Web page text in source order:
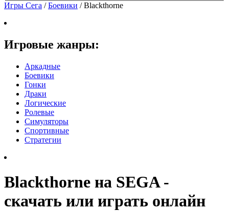
Игры Сега /Боевики /Blackthorne
Игровые жанры:
Аркадные
Боевики
Гонки
Драки
Логические
Ролевые
Симуляторы
Спортивные
Стратегии
Blackthorne на SEGA -
скачать или играть онлайн